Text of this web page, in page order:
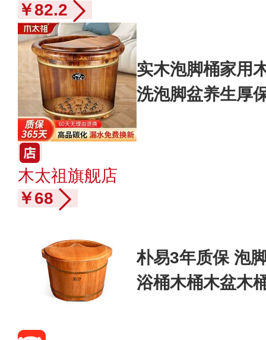
￥82.2
实木泡脚桶家用
洗泡脚盆养生厚
木太祖旗舰店
￥68
朴易3年质保 泡
浴桶木桶木盆木